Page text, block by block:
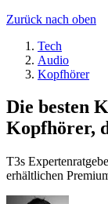
Zurück nach oben
Tech
Audio
Kopfhörer
Die besten
Kopfhörer,
T3s
erhältlichen